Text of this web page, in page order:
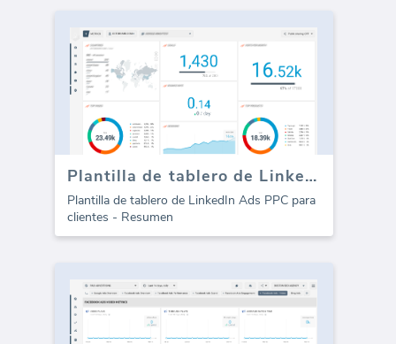
Plantilla de tablero de LinkedIn Ads PPC
Plantilla de tablero de LinkedIn Ads PPC para
clientes - Resumen